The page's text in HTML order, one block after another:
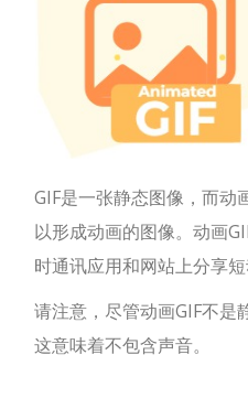
GIF是一张静态图像，而动
以形成动画的图像。动画
时通讯应用和网站上分享短
请注意，尽管动画GIF不是
这意味着不包含声音。